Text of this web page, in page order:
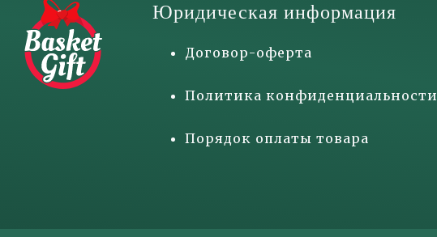
Юридическая информация
Договор-оферта
Политика конфиденциальности
Порядок оплаты товара